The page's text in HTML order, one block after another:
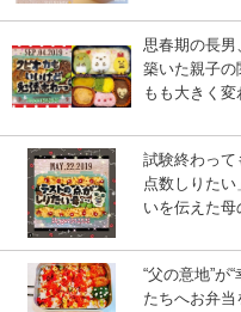
思春期の長
築いた親子の
もも大きく変
試験終わって
点数しりたい
いを伝えた母
“父の意地”が
たちへお弁